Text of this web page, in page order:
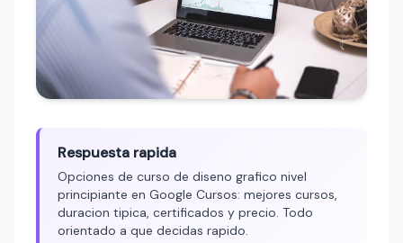
Respuesta rapida
Opciones de curso de diseno grafico nivel
principiante en Google Cursos: mejores cursos,
duracion tipica, certificados y precio. Todo
orientado a que decidas rapido.